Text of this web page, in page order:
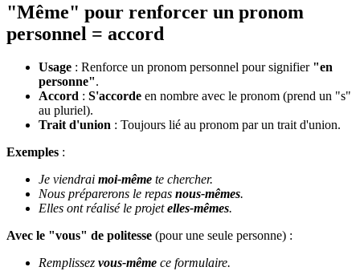
"Même" pour renforcer un pronom
personnel = accord
Usage : Renforce un pronom personnel pour signifier "en
personne".
Accord : S'accorde en nombre avec le pronom (prend un "s"
au pluriel).
Trait d'union : Toujours lié au pronom par un trait d'union.
Exemples :
Je viendrai moi-même te chercher.
Nous préparerons le repas nous-mêmes.
Elles ont réalisé le projetelles-mêmes.
Avec le "vous" de politesse (pour une seule personne) :
Remplissez vous-même ce formulaire.